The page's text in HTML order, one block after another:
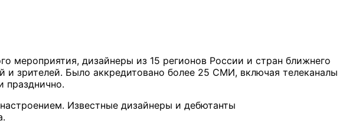
мероприятия, дизайнеры из 15 регионов России и стран ближнего
зрителей. Было аккредитовано более 25 СМИ, включая телеканалы
празднично.
Известные дизайнеры и дебютанты